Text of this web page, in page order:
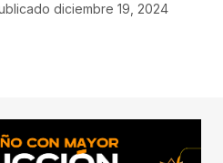
diciembre 19, 2024
conectado